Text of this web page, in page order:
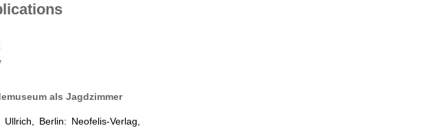
als Jagdzimmer
Berlin: Neofelis-Verlag,